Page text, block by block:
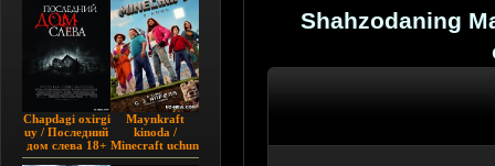
Chapdagi oxirgi
uy / Последний
дом слева 18+
(2009)
Maynkraft
kinoda /
Minecraft uchun
film / Maygiraft
Shahzodaning